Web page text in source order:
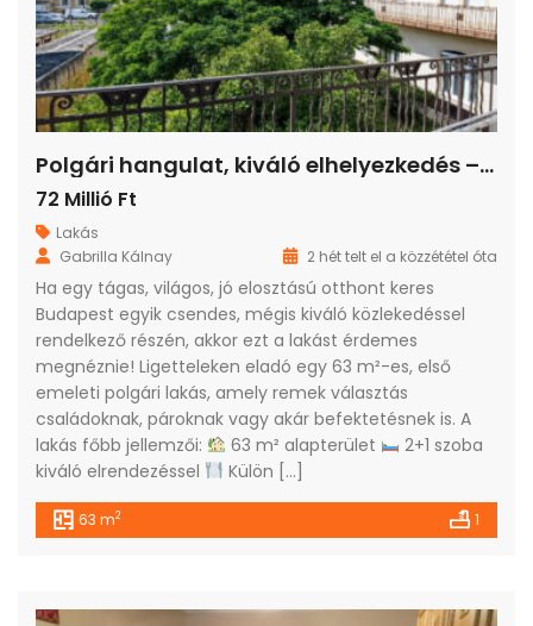
Polgári hangulat, kiváló elhelyezkedés – 3 szobás lakás eladó Ligetteleken!
72 Millió Ft
Lakás
Gabrilla Kálnay
2 hét telt el a közzététel óta
Ha egy tágas, világos, jó elosztású otthont keres
Budapest egyik csendes, mégis kiváló közlekedéssel
rendelkező részén, akkor ezt a lakást érdemes
megnéznie! Ligetteleken eladó egy 63 m²-es, első
emeleti polgári lakás, amely remek választás
családoknak, pároknak vagy akár befektetésnek is. A
lakás főbb jellemzői:
63 m² alapterület
2+1 szoba
kiváló elrendezéssel
Külön […]
63 m2 1